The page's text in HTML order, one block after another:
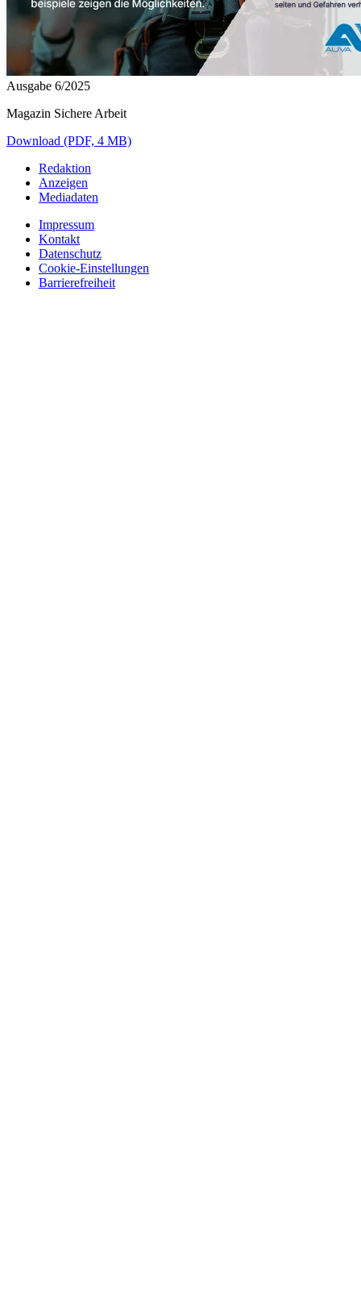
Ausgabe 6/2025
Magazin Sichere Arbeit
Download (PDF, 4 MB)
Redaktion
Anzeigen
Mediadaten
Impressum
Kontakt
Datenschutz
Cookie-Einstellungen
Barrierefreiheit